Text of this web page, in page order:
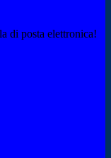
di posta elettronica!